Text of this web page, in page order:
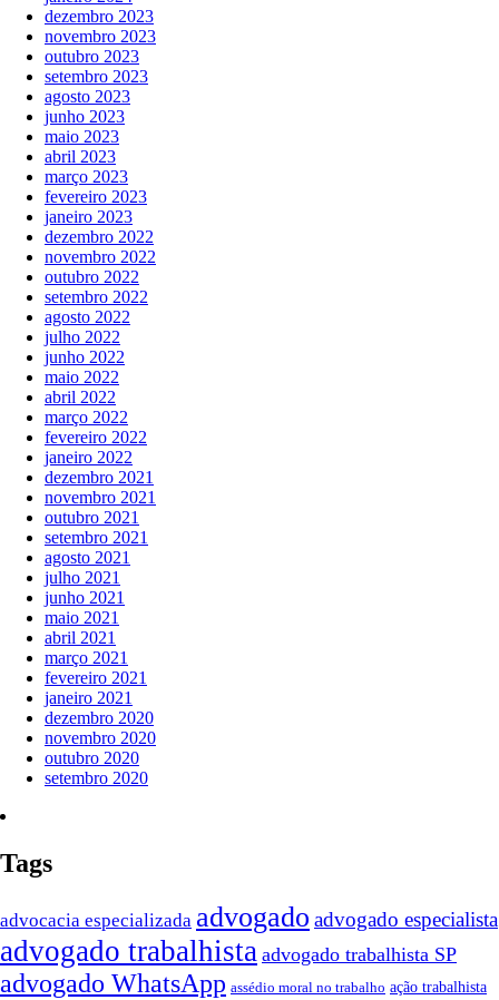
dezembro 2023
novembro 2023
outubro 2023
setembro 2023
agosto 2023
junho 2023
maio 2023
abril 2023
março 2023
fevereiro 2023
janeiro 2023
dezembro 2022
novembro 2022
outubro 2022
setembro 2022
agosto 2022
julho 2022
junho 2022
maio 2022
abril 2022
março 2022
fevereiro 2022
janeiro 2022
dezembro 2021
novembro 2021
outubro 2021
setembro 2021
agosto 2021
julho 2021
junho 2021
maio 2021
abril 2021
março 2021
fevereiro 2021
janeiro 2021
dezembro 2020
novembro 2020
outubro 2020
setembro 2020
Tags
advocacia especializada advogado advogado especialista
advogado trabalhista advogado trabalhista SP
advogado WhatsApp assédio moral no trabalho ação trabalhista